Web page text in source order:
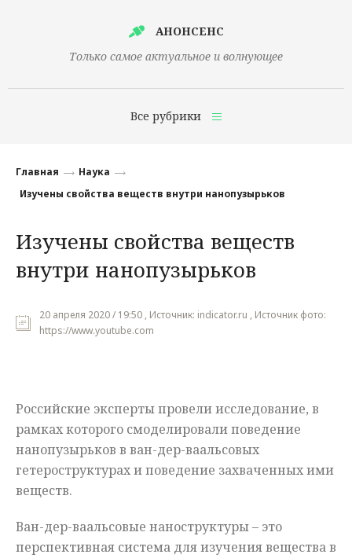
АНОНСЕНС
Только самое актуальное и волнующее
Все рубрики
Финансы
Наука
Культура
Общество
Происшествия
Главная
Наука
Изучены свойства веществ внутри нанопузырьков
Изучены свойства веществ
внутри нанопузырьков
20 апреля 2020 / 19:50 , Источник: indicator.ru , Источник фото:
https://www.youtube.com
Российские эксперты провели исследование, в
рамках которого смоделировали поведение
нанопузырьков в ван-дер-ваальсовых
гетероструктурах и поведение захваченных ими
веществ.
Ван-дер-ваальсовые наноструктуры – это
перспективная система для изучения вещества в